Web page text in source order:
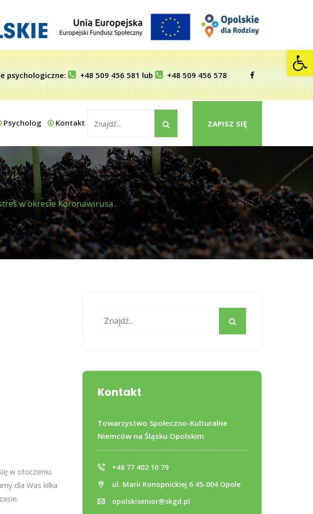
psychologiczne: +48 509 456 581 lub +48 509 456 578
Psycholog Kontakt ZAPISZ SIĘ
w okresie Koronawirusa..
w otoczeniu.
dla Was kilka
Kontakt
Towarzystwo Społeczno-Kulturalne
Niemców na Śląsku Opolskim
+48 77 402 10 79
ul. Marii Konopnickiej 6 45-004 Opole
opolskisenior@skgd.pl